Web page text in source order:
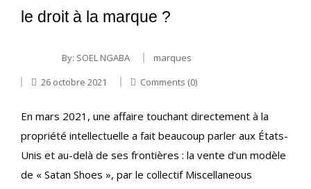
le droit à la marque ?
By: SOEL NGABA
marques
26 octobre 2021
Comments (0)
En mars 2021, une affaire touchant directement à la
propriété intellectuelle a fait beaucoup parler aux États-
Unis et au-delà de ses frontières : la vente d’un modèle
de « Satan Shoes », par le collectif Miscellaneous